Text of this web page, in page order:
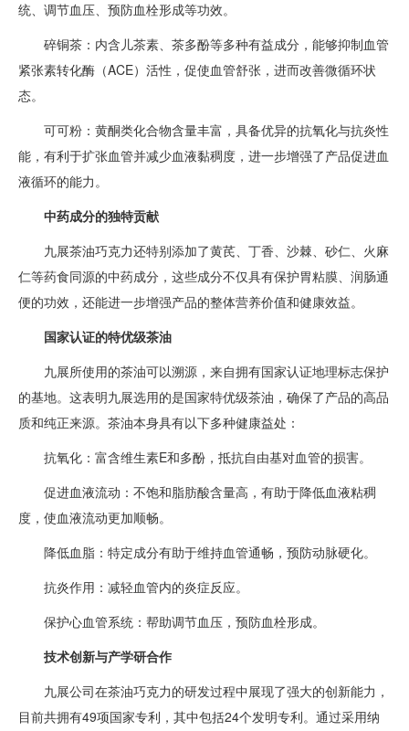
统、调节血压、预防血栓形成等功效。
碎铜茶：内含儿茶素、茶多酚等多种有益成分，能够抑制血管
紧张素转化酶（ACE）活性，促使血管舒张，进而改善微循环状
态。
可可粉：黄酮类化合物含量丰富，具备优异的抗氧化与抗炎性
能，有利于扩张血管并减少血液黏稠度，进一步增强了产品促进血
液循环的能力。
中药成分的独特贡献
九展茶油巧克力还特别添加了黄芪、丁香、沙棘、砂仁、火麻
仁等药食同源的中药成分，这些成分不仅具有保护胃粘膜、润肠通
便的功效，还能进一步增强产品的整体营养价值和健康效益。
国家认证的特优级茶油
九展所使用的茶油可以溯源，来自拥有国家认证地理标志保护
的基地。这表明九展选用的是国家特优级茶油，确保了产品的高品
质和纯正来源。茶油本身具有以下多种健康益处：
抗氧化：富含维生素E和多酚，抵抗自由基对血管的损害。
促进血液流动：不饱和脂肪酸含量高，有助于降低血液粘稠
度，使血液流动更加顺畅。
降低血脂：特定成分有助于维持血管通畅，预防动脉硬化。
抗炎作用：减轻血管内的炎症反应。
保护心血管系统：帮助调节血压，预防血栓形成。
技术创新与产学研合作
九展公司在茶油巧克力的研发过程中展现了强大的创新能力，
目前共拥有49项国家专利，其中包括24个发明专利。通过采用纳